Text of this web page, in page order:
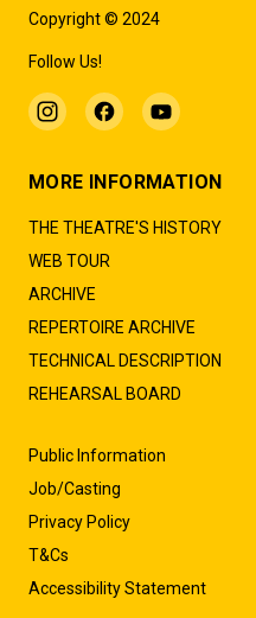
Copyright © 2024
Follow Us!
MORE INFORMATION
THE THEATRE'S HISTORY
WEB TOUR
ARCHIVE
REPERTOIRE ARCHIVE
TECHNICAL DESCRIPTION
REHEARSAL BOARD
Public Information
Job/Casting
Privacy Policy
T&Cs
Accessibility Statement